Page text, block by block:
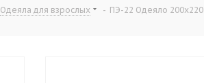
Одеяла для взрослых - ПЭ-22 Одеяло 200х220